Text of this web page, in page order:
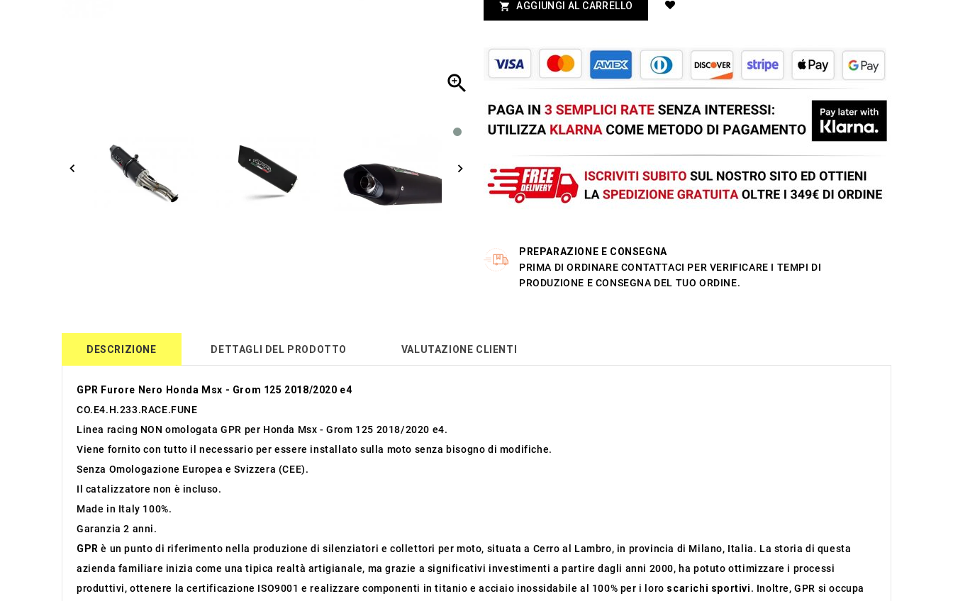

 AGGIUNGI AL CARRELLO
PREPARAZIONE E CONSEGNA
PRIMA DI ORDINARE CONTATTACI PER VERIFICARE I TEMPI DI
PRODUZIONE E CONSEGNA DEL TUO ORDINE.
DESCRIZIONE DETTAGLI DEL PRODOTTO VALUTAZIONE CLIENTI
GPR Furore Nero Honda Msx - Grom 125 2018/2020 e4
CO.E4.H.233.RACE.FUNE
Linea racing NON omologata GPR per Honda Msx - Grom 125 2018/2020 e4.
Viene fornito con tutto il necessario per essere installato sulla moto senza bisogno di modifiche.
Senza Omologazione Europea e Svizzera (CEE).
Il catalizzatore non è incluso.
Made in Italy 100%.
Garanzia 2 anni.
GPR è un punto di riferimento nella produzione di silenziatori e collettori per moto, situata a Cerro al Lambro, in provincia di Milano, Italia. La storia di questa
azienda familiare inizia come una tipica realtà artigianale, ma grazie a significativi investimenti a partire dagli anni 2000, ha potuto ottimizzare i processi
produttivi, ottenere la certificazione ISO9001 e realizzare componenti in titanio e acciaio inossidabile al 100% per i loro scarichi sportivi. Inoltre, GPR si occupa